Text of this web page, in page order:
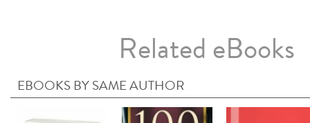
Related eBooks
EBOOKS BY SAME AUTHOR